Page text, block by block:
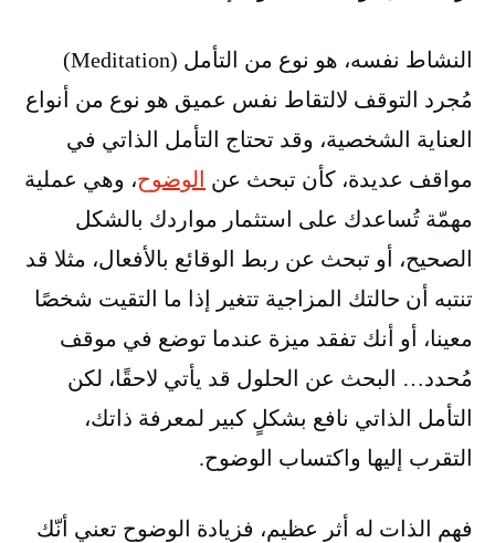
النشاط نفسه، هو نوع من التأمل (Meditation)
مُجرد التوقف لالتقاط نفس عميق هو نوع من أنواع
العناية الشخصية، وقد تحتاج التأمل الذاتي في
مواقف عديدة، كأن تبحث عن الوضوح، وهي عملية
مهمّة تُساعدك على استثمار مواردك بالشكل
الصحيح، أو تبحث عن ربط الوقائع بالأفعال، مثلا قد
تنتبه أن حالتك المزاجية تتغير إذا ما التقيت شخصًا
معينا، أو أنك تفقد ميزة عندما توضع في موقف
مُحدد… البحث عن الحلول قد يأتي لاحقًا، لكن
التأمل الذاتي نافع بشكلٍ كبير لمعرفة ذاتك،
التقرب إليها واكتساب الوضوح.
فهم الذات له أثر عظيم، فزيادة الوضوح تعني أنّك